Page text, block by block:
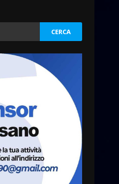
ferito a colpi di
2026 18:13
continua il
aperture
del Comune di
2026 14:16
coordinatrice
di Fratelli d’Italia,
tornare in Consiglio